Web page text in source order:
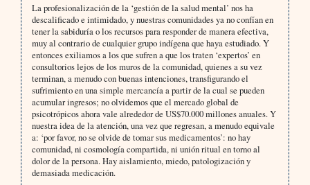
La profesionalización de la ‘gestión de la salud mental’ nos ha
descalificado e intimidado, y nuestras comunidades ya no confían en
tener la sabiduría o los recursos para responder de manera efectiva,
muy al contrario de cualquier grupo indígena que haya estudiado. Y
entonces exiliamos a los que sufren a que los traten ‘expertos’ en
consultorios lejos de los muros de la comunidad, quienes a su vez
terminan, a menudo con buenas intenciones, transfigurando el
sufrimiento en una simple mercancía a partir de la cual se pueden
acumular ingresos; no olvidemos que el mercado global de
psicotrópicos ahora vale alrededor de US$70.000 millones anuales. Y
nuestra idea de la atención, una vez que regresan, a menudo equivale
a: ‘por favor, no se olvide de tomar sus medicamentos’: no hay
comunidad, ni cosmología compartida, ni unión ritual en torno al
dolor de la persona. Hay aislamiento, miedo, patologización y
demasiada medicación.